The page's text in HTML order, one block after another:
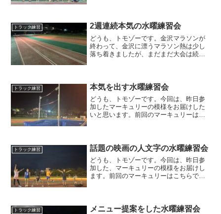
トラック自体はいつもよ...
トラック練習 2週連続本気の水曜練習会
どうも、トモゾーです。金沢マラソンが
終わって、金沢に漂うマラソン熱は少し
落ち着きましたが、まだまだ大会は続き
終わった後の次週はどう...
トラック練習 本気を出す水曜練習会
どうも、トモゾーです。今回は、昨日参
加したマーキュリーの模様をお届けした
いと思います。前回のマーキュリーはこ
トするというものでした。...
トラック練習 話題の映画の人文字の水曜練習会
どうも、トモゾーです。今回は、昨日参
加した、マーキュリーの模様をお届けし
ます。前回のマーキュリーはこちらで
あったこと、天気予報では４...
トラック練習 メニュー提案をした水曜練習会